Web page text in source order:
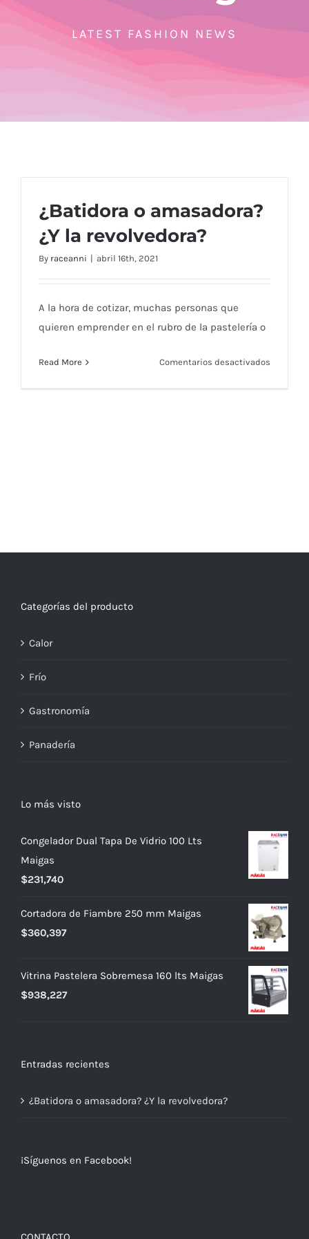
LATEST FASHION NEWS
¿Batidora o amasadora?
¿Y la revolvedora?
By raceanni | abril 16th, 2021
A la hora de cotizar, muchas personas que
quieren emprender en el rubro de la pastelería o
Read More Comentarios desactivados
Categorías del producto
Calor
Frío
Gastronomía
Panadería
Lo más visto
Congelador Dual Tapa De Vidrio 100 Lts
Maigas
$231,740
Cortadora de Fiambre 250 mm Maigas
$360,397
Vitrina Pastelera Sobremesa 160 lts Maigas
$938,227
Entradas recientes
¿Batidora o amasadora? ¿Y la revolvedora?
¡Síguenos en Facebook!